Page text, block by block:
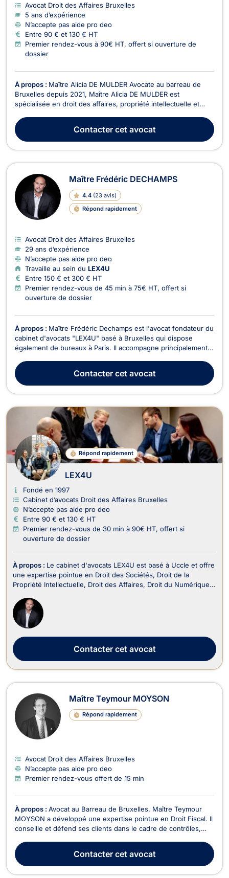
Avocat Droit des Affaires Bruxelles
5 ans d’expérience
N’accepte pas aide pro deo
Entre 90 € et 130 € HT
Premier rendez-vous à 90€ HT, offert si ouverture de
dossier
À propos : Maître Alicia DE MULDER Avocate au barreau de
Bruxelles depuis 2021, Maître Alicia DE MULDER est
spécialisée en droit des affaires, propriété intellectuelle et
entrepreneurs, startups, PME et consommateurs — dans la
sécurisation juridique de leurs projets et la gest...
Contactercet avocat
Maître Frédéric DECHAMPS
4.4 (23 avis)
Répond rapidement
Avocat Droit des Affaires Bruxelles
29 ans d’expérience
N’accepte pas aide pro deo
Travaille au sein du LEX4U
Entre 150 € et 300 € HT
Premier rendez-vous de 45 min à 75€ HT, offert si
ouverture de dossier
À propos : Maître Frédéric Dechamps est l'avocat fondateur du
cabinet d'avocats "LEX4U" basé à Bruxelles qui dispose
également de bureaux à Paris. Il accompagne principalement
réglementées et acteurs de l’immobilier dans leurs enjeux
juridiques, contractuels et stratégiques. Son approc...
Contactercet avocat
Répond rapidement
LEX4U
Fondé en 1997
Cabinet d’avocats Droit des Affaires Bruxelles
N’accepte pas aide pro deo
Entre 90 € et 130 € HT
Premier rendez-vous de 30 min à 90€ HT, offert si
ouverture de dossier
À propos : Le cabinet d'avocats LEX4U est basé à Uccle et offre
une expertise pointue en Droit des Sociétés, Droit de la
Propriété Intellectuelle, Droit des Affaires, Droit du Numérique
Recouvrement de créance. LEX4U s'engage à fournir des
conseils juridiques fiables et profes...
Contactercet avocat
Maître Teymour MOYSON
Répond rapidement
Avocat Droit des Affaires Bruxelles
N’accepte pas aide pro deo
Premier rendez-vous offert de 15 min
À propos : Avocat au Barreau de Bruxelles, Maître Teymour
MOYSON a développé une expertise pointue en Droit Fiscal. Il
conseille et défend ses clients dans le cadre de contrôles,
accompagne plus largement en Droit des Affaires (dont le
Droit des Sociétés) et en Droit Pénal des A...
Contactercet avocat